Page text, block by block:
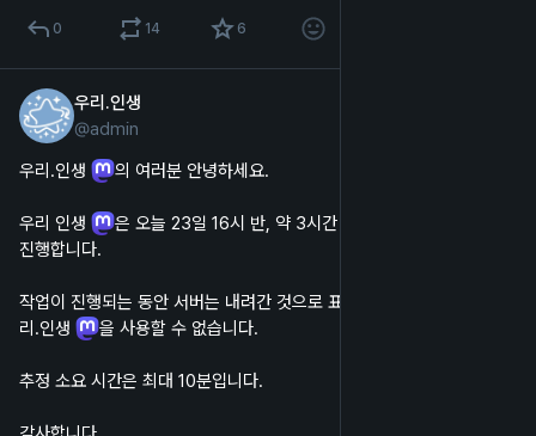
0 14 6
우리.인생
@admin
우리.인생
의 여러분 안녕하세요.
우리 인생
은 오늘 23일 16시 반, 약 3시간 20분 후에 서버 점검을
진행합니다.
작업이 진행되는 동안 서버는 내려간 것으로 표시되며, 웹 및 앱에서 우
리.인생
을 사용할 수 없습니다.
추정 소요 시간은 최대 10분입니다.